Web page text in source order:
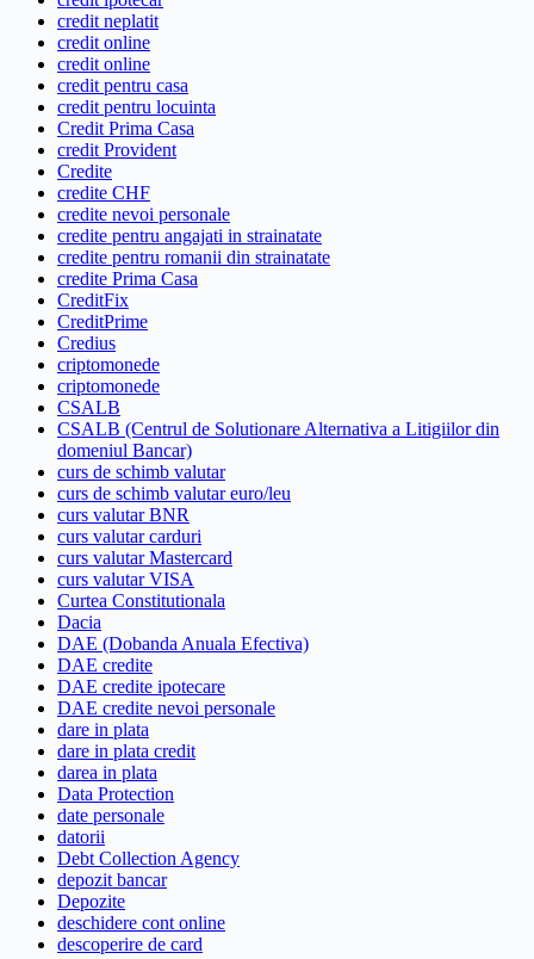
credit neplatit
credit online
credit online
credit pentru casa
credit pentru locuinta
Credit Prima Casa
credit Provident
Credite
credite CHF
credite nevoi personale
credite pentru angajati in strainatate
credite pentru romanii din strainatate
credite Prima Casa
CreditFix
CreditPrime
Credius
criptomonede
criptomonede
CSALB
CSALB (Centrul de Solutionare Alternativa a Litigiilor din
domeniul Bancar)
curs de schimb valutar
curs de schimb valutar euro/leu
curs valutar BNR
curs valutar carduri
curs valutar Mastercard
curs valutar VISA
Curtea Constitutionala
Dacia
DAE (Dobanda Anuala Efectiva)
DAE credite
DAE credite ipotecare
DAE credite nevoi personale
dare in plata
dare in plata credit
darea in plata
Data Protection
date personale
datorii
Debt Collection Agency
depozit bancar
Depozite
deschidere cont online
descoperire de card